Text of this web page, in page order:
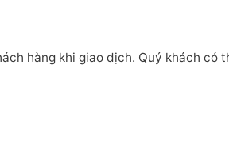
hàng khi giao dịch. Quý khách có